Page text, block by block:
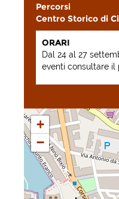
Percorsi
Centro Storico di
ORARI
Dal 24 al 27
eventi consultare il
+
−